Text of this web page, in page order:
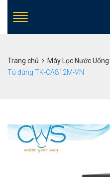
Trang chủ Máy Lọc Nước Uống
Tủ đứng TK-CA812M-VN